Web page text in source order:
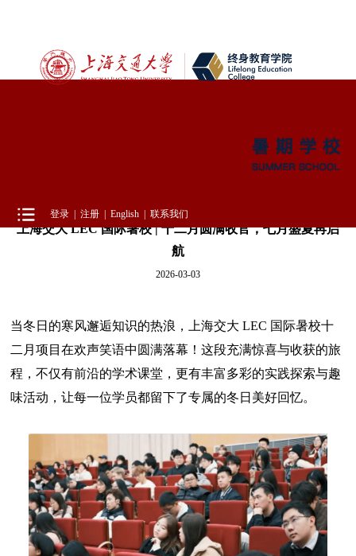
登录 | 注册 | English | 联系我们
上海交大 LEC 国际暑校 | 十二月圆满收官，七月盛夏再启
航
2026-03-03
当冬日的寒风邂逅知识的热浪，上海交大 LEC 国际暑校十
二月项目在欢声笑语中圆满落幕！这段充满惊喜与收获的旅
程，不仅有前沿的学术课堂，更有丰富多彩的实践探索与趣
味活动，让每一位学员都留下了专属的冬日美好回忆。